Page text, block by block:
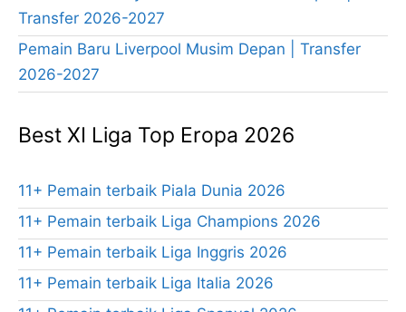
Transfer 2026-2027
Pemain Baru Liverpool Musim Depan | Transfer
2026-2027
Best XI Liga Top Eropa 2026
11+ Pemain terbaik Piala Dunia 2026
11+ Pemain terbaik Liga Champions 2026
11+ Pemain terbaik Liga Inggris 2026
11+ Pemain terbaik Liga Italia 2026